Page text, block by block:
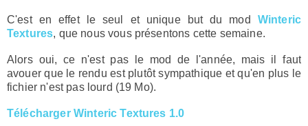
C'est en effet le seul et unique but du mod Winteric
Textures, que nous vous présentons cette semaine.
Alors oui, ce n'est pas le mod de l'année, mais il faut
avouer que le rendu est plutôt sympathique et qu'en plus le
fichier n'est pas lourd (19 Mo).
Télécharger Winteric Textures 1.0